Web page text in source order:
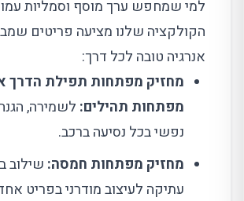
למי שמחפש ערך מוסף וסמליות
הקולקציה שלנו מציעה פריטים
אנרגיה טובה לכל דרך:
מחזיק מפתחות תפילת הדרך
מפתחות תהילים: לשמירה,
נפשי בכל נסיעה ברכב.
מחזיק מפתחות חמסה: שילוב
עתיקה לעיצוב מודרני בפריט